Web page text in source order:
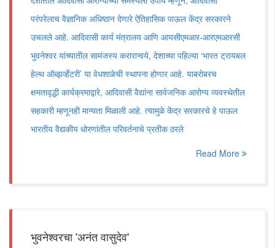
परंपरेलाच वैज्ञानिक अधिष्ठान देणारे ऐतिहासिक पाऊल केंद्र सरकारने
उचलले आहे. आदिवासी कार्य मंत्रालय आणि आयसीएमआर-आरएमआरसी
भुवनेश्वर यांच्यातील सामंजस्य करारान्वये, देशाच्या पहिल्या ‌‘भारत ट्रायबल
हेल्थ ऑब्झर्व्हेटरी‌’ या वेधशाळेची स्थापना होणार आहे. याबरोबरच
क्षमतावृद्धी कार्यक्रमाद्वारे, आदिवासी वैद्यांना सार्वजनिक आरोग्य व्यवस्थेतील
सहकारी म्हणूनही मान्यता मिळाली आहे. त्यामुळे केंद्र सरकारचे हे पाऊल
भारतीय वैद्यकीय धोरणांतील परिवर्तनाचे प्रतीक ठरले
Read More
भुवनेश्वरचा 'अनंत वासुदेव'